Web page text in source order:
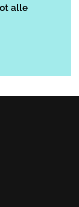
alle